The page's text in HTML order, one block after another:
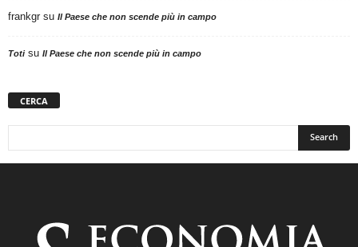
frankgr su Il Paese che non scende più in campo
Totisu Il Paese che non scende più in campo
CERCA